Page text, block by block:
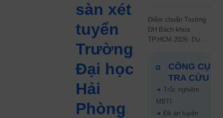
sàn xét
tuyển
Trường
Đại học
Hải
Phòng
Điểm chuẩn Trường
ĐH Bách khoa
TP.HCM 2026: Dự
67%
CÔNG CỤ
TRA CỨU
➜ Trắc nghiệm
MBTI
➜ Đề án tuyển